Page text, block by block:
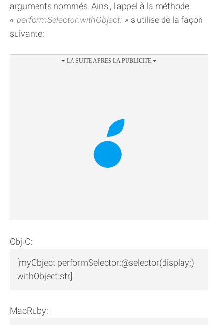
arguments nommés. Ainsi, l'appel à la méthode
performSelector:withObject:
s'utilise de la façon
suivante:
Obj-C:
[myObject performSelector:@selector(display:)
withObject:str];
MacRuby: